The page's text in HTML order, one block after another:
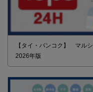
【タイ・バンコク】 マル
2026年版